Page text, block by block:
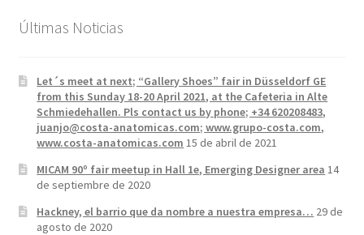
Últimas Noticias
Let´s meet at next; “Gallery Shoes” fair in Düsseldorf GE
from this Sunday 18-20 April 2021, at the Cafeteria in Alte
Schmiedehallen. Pls contact us by phone; +34 620208483,
juanjo@costa-anatomicas.com; www.grupo-costa.com,
www.costa-anatomicas.com 15 de abril de 2021
MICAM 90º fair meetup in Hall 1e, Emerging Designer area 14
de septiembre de 2020
Hackney, el barrio que da nombre a nuestra empresa… 29 de
agosto de 2020